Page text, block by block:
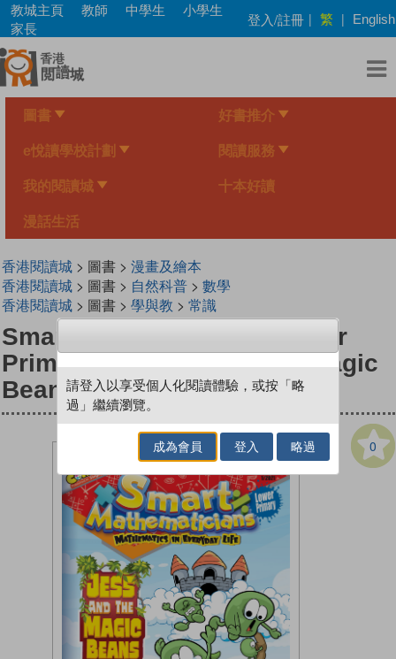
Skip
main
content
教城主頁 教師 中學生
小學生
家長
登入/註冊 | 繁 | English
圖書 好書推介
e悅讀學校計劃 閱讀服務
我的閱讀城 十本好讀
漫話生活
香港閱讀城> 圖書 > 漫畫及繪本
香港閱讀城> 圖書 > 自然科普> 數學
香港閱讀城> 圖書 > 學與教 > 常識
Smart Mathematicians Lower
Primary-51 Jess And The Magic
Beans
0
請登入以享受個人化閱讀體驗，或按「略
過」繼續瀏覽。
成為會員 登入 略過